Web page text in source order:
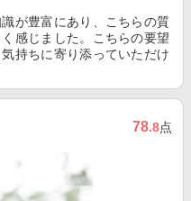
が豊富にあり、こちらの質
感じました。こちらの要望
持ちに寄り添っていただけ
78.8点